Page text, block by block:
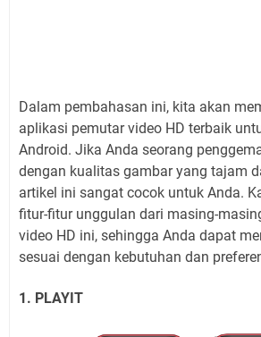
Dalam pembahasan ini, kita akan
aplikasi pemutar video HD terbaik
Android. Jika Anda seorang
dengan kualitas gambar yang tajam
artikel ini sangat cocok untuk Anda.
fitur-fitur unggulan dari masing-
video HD ini, sehingga Anda dapat
sesuai dengan kebutuhan dan
1. PLAYIT